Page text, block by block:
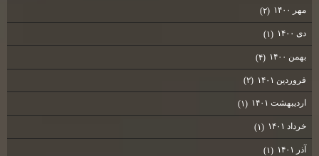
مهر ۱۴۰۰ (۲)
دی ۱۴۰۰ (۱)
بهمن ۱۴۰۰ (۴)
فروردین ۱۴۰۱ (۲)
اردیبهشت ۱۴۰۱ (۱)
خرداد ۱۴۰۱ (۱)
آذر ۱۴۰۱ (۱)